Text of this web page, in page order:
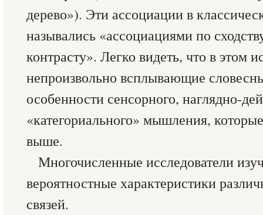
дерево»). Эти ассоциации в
назывались «ассоциациями по
контрасту». Легко видеть, что в этом
непроизвольно всплывающие
особенности сенсорного, наглядно-
«категориального» мышления,
выше.
Многочисленные исследователи
вероятностные характеристики
связей.